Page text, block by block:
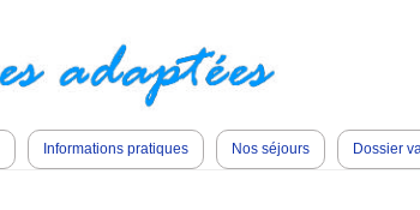
Informations pratiques Nos séjours Dossier